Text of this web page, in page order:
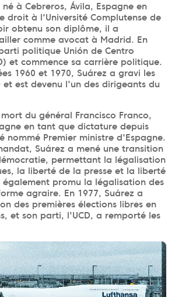
à Cebreros, Ávila, Espagne en
droit à l'Université Complutense de
obtenu son diplôme, il a
comme avocat à Madrid. En
politique Unión de Centro
et commence sa carrière politique.
1960 et 1970, Suárez a gravi les
et est devenu l'un des dirigeants du
du général Francisco Franco,
en tant que dictature depuis
nommé Premier ministre d'Espagne.
Suárez a mené une transition
permettant la légalisation
la liberté de la presse et la liberté
promu la légalisation des
agraire. En 1977, Suárez a
des premières élections libres en
et son parti, l'UCD, a remporté les